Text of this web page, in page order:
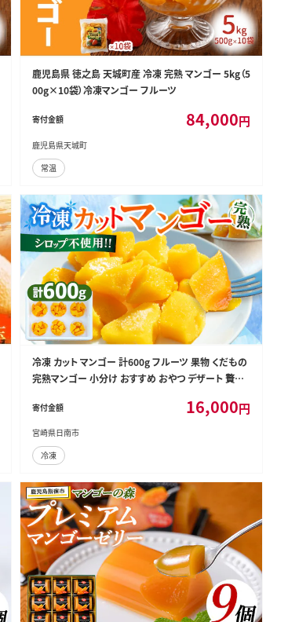
鹿児島県 徳之島 天城町産 冷凍 完熟 マンゴー 5kg（5
00g×10袋）冷凍マンゴー フルーツ
寄付金額 84,000円
鹿児島県天城町
常温
冷凍 カット マンゴー 計600g フルーツ 果物 くだもの
完熟マンゴー 小分け おすすめ おやつ デザート 贅沢
数量限定 冷凍フルーツ 果実 南国 産地直送 ギフト 贈
り物 宮崎県 日南市 送料無料_CA94-25
寄付金額 16,000円
宮崎県日南市
冷凍